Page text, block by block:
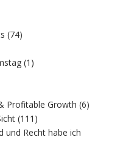
(74)
(1)
Profitable Growth (6)
(111)
und Recht habe ich